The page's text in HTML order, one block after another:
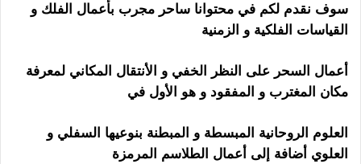
سوف نقدم لكم في محتوانا ساحر مجرب بأعمال الفلك و
القياسات الفلكية و الزمنية
أعمال السحر على النظر الخفي و الأنتقال المكاني لمعرفة
مكان المغترب و المفقود و هو الأول في
العلوم الروحانية المبسطة و المبطنة بنوعيها السفلي و
العلوي أضافة إلى أعمال الطلاسم المرمزة